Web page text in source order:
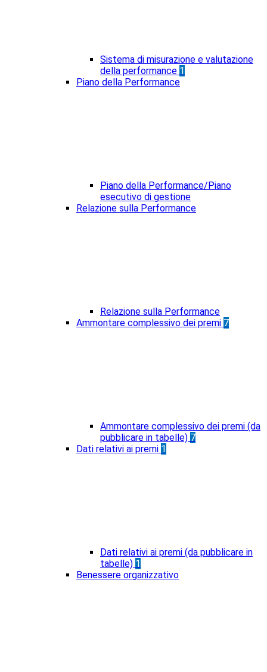
Sistema di misurazione e valutazione
della performance 1
Piano della Performance
Piano della Performance/Piano
esecutivo di gestione
Relazione sulla Performance
Relazione sulla Performance
Ammontare complessivo dei premi 7
Ammontare complessivo dei premi (da
pubblicare in tabelle) 7
Dati relativi ai premi 1
Dati relativi ai premi (da pubblicare in
tabelle) 1
Benessere organizzativo